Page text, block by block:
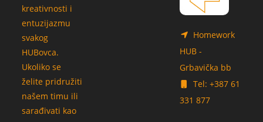
kreativnosti i
entuzijazmu
svakog
HUBovca.
Ukoliko se
želite pridružiti
našem timu ili
sarađivati kao
Homework
HUB -
Grbavička bb
Tel: +387 61
331 877